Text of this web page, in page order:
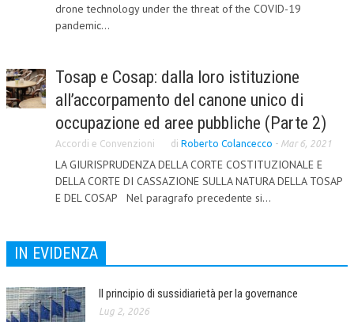
DIVENTA SOCIO
LA RIVISTA
LA RIVISTA
COMITATO SCIENTIFICO
COMITATO EDITORIALE
REDAZIONE
CODICE ETICO
AUTORI
COLLABORA CON NOI
drone technology under the threat of the COVID-19
pandemic...
Tosap e Cosap: dalla loro istituzione
all’accorpamento del canone unico di
occupazione ed aree pubbliche (Parte 2)
Accordi e Convenzioni di Roberto Colancecco - Mar 6, 2021
LA GIURISPRUDENZA DELLA CORTE COSTITUZIONALE E
DELLA CORTE DI CASSAZIONE SULLA NATURA DELLA TOSAP
E DEL COSAP Nel paragrafo precedente si...
IN EVIDENZA
Il principio di sussidiarietà per la governance
Lug 2, 2026